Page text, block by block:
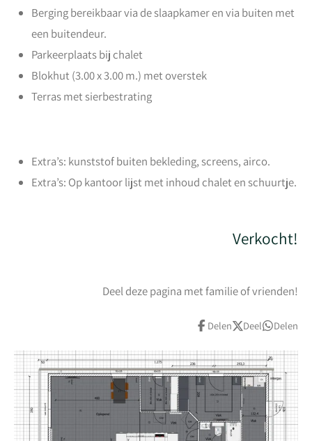
Berging bereikbaar via de slaapkamer en via buiten met
een buitendeur.
Parkeerplaats bij chalet
Blokhut (3.00 x 3.00 m.) met overstek
Terras met sierbestrating
Extra’s: kunststof buiten bekleding, screens, airco.
Extra’s: Op kantoor lijst met inhoud chalet en schuurtje.
Verkocht!
Deel deze pagina met familie of vrienden!
Delen Deel Delen